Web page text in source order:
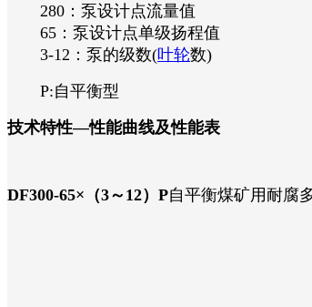
280：泵设计点流量值
65：泵设计点单级扬程值
3-12：泵的级数(叶轮数)
P:自平衡型
技术特性—性能曲线及性能表
DF300-65×（3～12）P自平衡煤矿用耐腐